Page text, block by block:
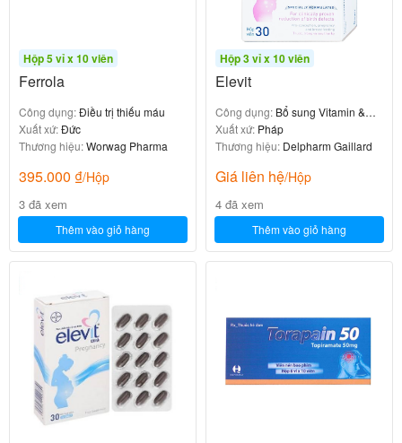
Nên dùng thuốc Ebystanhư thế nào
và liều lượng?
Tuân thủ chặt chẽ theo đơn thuốc của bác sĩ điều trị
hoặc nhân viên y tế.
Liều dùng tham khảo theo hướng dẫn sử dụng của
nhà sản xuất.
Cách dùng thuốc:
-Uống sau bữa ăn và trước khi đi ngủ.
-Lắc đều trước khi uống.
Liều dùng:
Theo chỉ định của bác sĩ/ dược sĩ, liều tham khảo.
Hộp 5 vỉ x 10 viên
Ferrola
Công dụng:Điều trị thiếu máu
Xuất xứ:Đức
Thương hiệu:Worwag Pharma
395.000 ₫/Hộp
3 đã xem
Thêm vào giỏ hàng
Hộp 3 vỉ x 10 viên
Elevit
Công dụng: Bổ sung Vitamin &
khoáng chất
Xuất xứ: Pháp
Thương hiệu: Delpharm Gaillard
Giá liên hệ/Hộp
4 đã xem
Thêm vào giỏ hàng